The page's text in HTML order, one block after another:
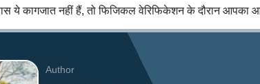
ये कागजात नहीं हैं, तो फिजिकल वेरिफिकेशन के दौरान आपका
Author